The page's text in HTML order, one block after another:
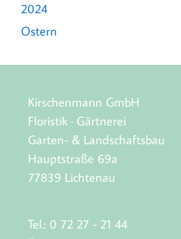
2024
Ostern
Kirschenmann GmbH
Floristik · Gärtnerei
Garten- & Landschaftsbau
Hauptstraße 69a
77839 Lichtenau
Tel.: 0 72 27 - 21 44